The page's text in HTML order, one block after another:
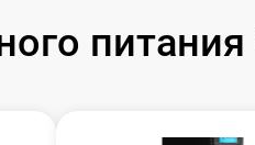
питания